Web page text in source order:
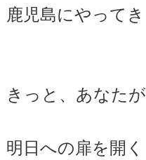
鹿児島にやって
きっと、あなた
明日への扉を開く